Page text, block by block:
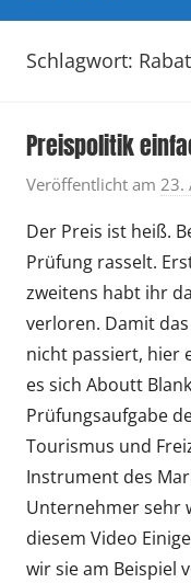
Schlagwort:
Preispolitik
Veröffentlicht am 23.
Der Preis ist heiß.
Prüfung rasselt.
zweitens habt ihr
verloren. Damit
nicht passiert, hier
es sich Aboutt
Prüfungsaufgabe
Tourismus und
Instrument des
Unternehmer sehr
diesem Video
wir sie am Beispiel